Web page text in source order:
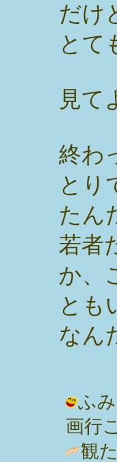
だけ
とて
見て
終わ
とり
たん
若者
か、
とも
なん
ふ
画行
観